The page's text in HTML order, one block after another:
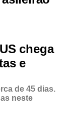
chega
e
de 45 dias.
neste